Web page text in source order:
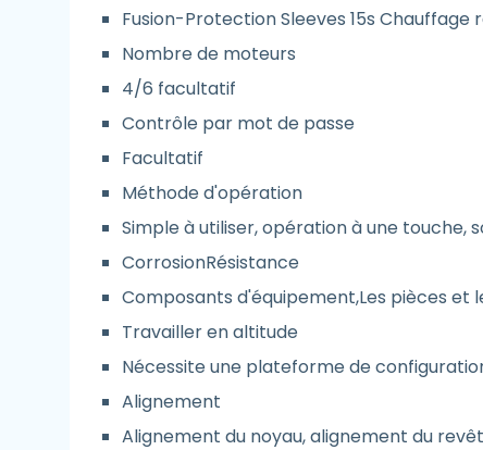
Fusion-Protection Sleeves 15s
Nombre de moteurs
4/6 facultatif
Contrôle par mot de passe
Facultatif
Méthode d'opération
Simple à utiliser, opération à une touche,
CorrosionRésistance
Composants d'équipement,Les pièces
Travailler en altitude
Nécessite une plateforme de
Alignement
Alignement du noyau, alignement du